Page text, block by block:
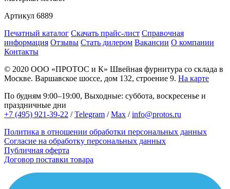
Артикул 6889
Печатный каталог Скачать прайс-лист Справочная
информация Отзывы Стать дилером Вакансии О компании
Контакты
© 2020 ООО «ПРОТОС и К» Швейная фурнитура со склада в
Москве. Варшавское шоссе, дом 132, строение 9. На карте
По будням 9:00–19:00, Выходные: суббота, воскресенье и
праздничные дни
+7 (495) 921-39-22 /Telegram /Max /info@protos.ru
Политика в отношении обработки персональных данных
Согласие на обработку персональных данных
Публичная оферта
Договор поставки товара